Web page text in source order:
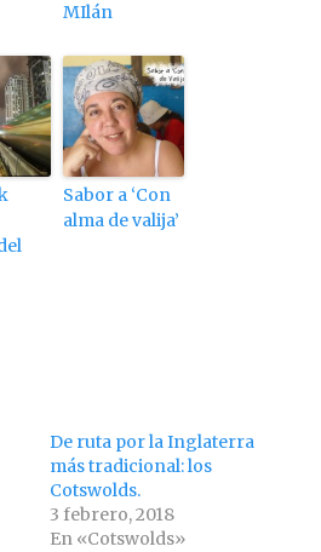
MIlán
Sabor a ‘Con
alma de valija’
De ruta por la Inglaterra
más tradicional: los
Cotswolds.
3 febrero, 2018
En «Cotswolds»